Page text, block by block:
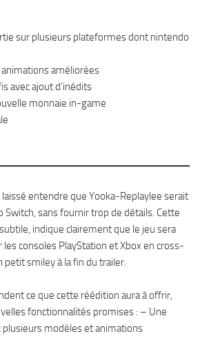
sur plusieurs plateformes dont nintendo
améliorées
avec ajout d’inédits
monnaie in-game
entendre que Yooka-Replaylee serait
sans fournir trop de détails. Cette
indique clairement que le jeu sera
consoles PlayStation et Xbox en cross-
petit smiley à la fin du trailer.
ce que cette réédition aura à offrir,
fonctionnalités promises : – Une
modèles et animations